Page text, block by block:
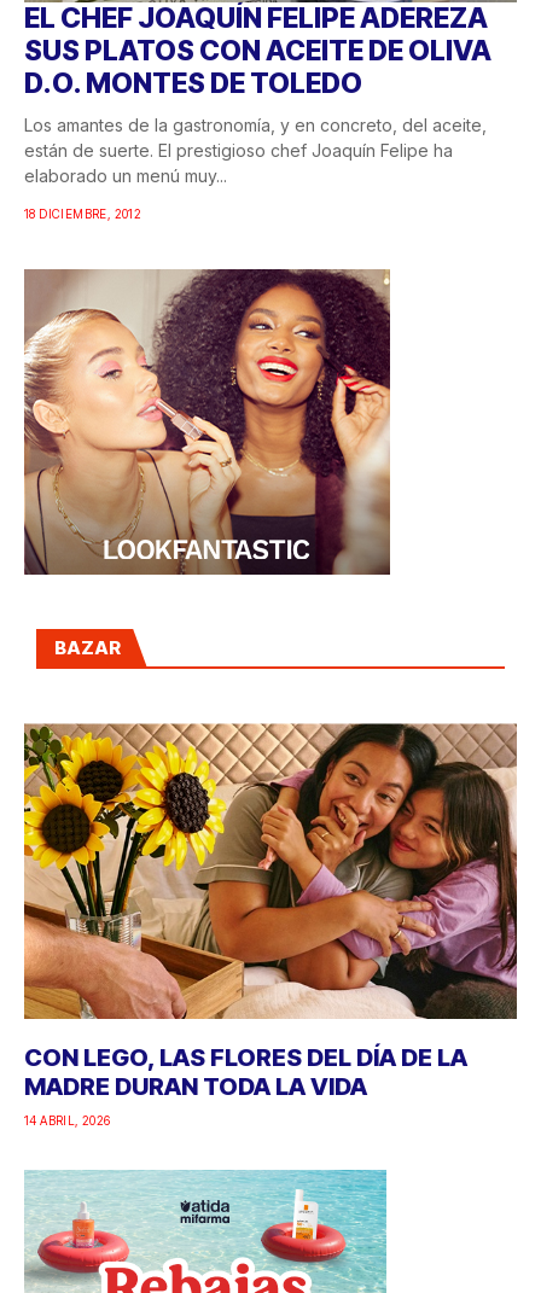
EL CHEF JOAQUÍN FELIPE ADEREZA
SUS PLATOS CON ACEITE DE OLIVA
D.O. MONTES DE TOLEDO
Los amantes de la gastronomía, y en concreto, del aceite,
están de suerte. El prestigioso chef Joaquín Felipe ha
elaborado un menú muy...
18 DICIEMBRE, 2012
BAZAR
CON LEGO, LAS FLORES DEL DÍA DE LA
MADRE DURAN TODA LA VIDA
14 ABRIL, 2026